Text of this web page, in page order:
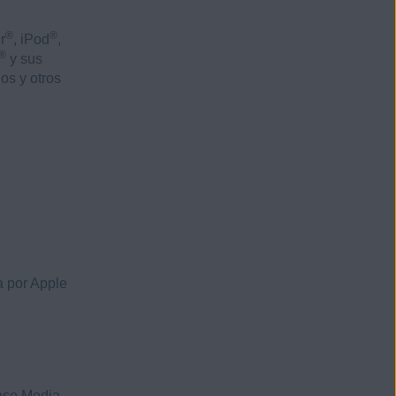
® , iPod ® ,
® y sus
y otros
por Apple